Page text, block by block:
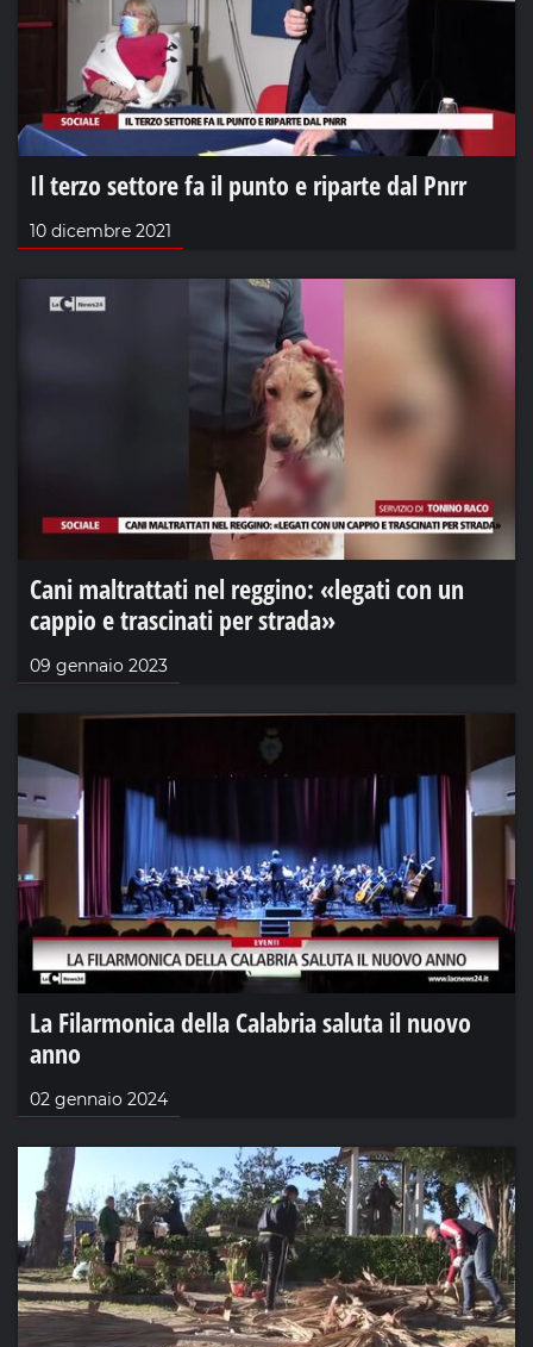
Il terzo settore fa il punto e riparte dal Pnrr
10 dicembre 2021
Cani maltrattati nel reggino: «legati con un
cappio e trascinati per strada»
09 gennaio 2023
La Filarmonica della Calabria saluta il nuovo
anno
02 gennaio 2024